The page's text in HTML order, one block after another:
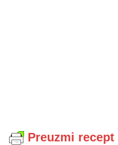
Preuzmi